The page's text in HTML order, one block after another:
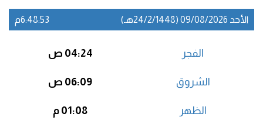
الأحد 09/08/2026 (24/2/1448هـ) 6:48:53م
الفجر 04:24 ص
الشروق 06:09 ص
الظهر 01:08 م